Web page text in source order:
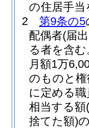
の住居手
2
第9条の5
配偶者(届
る者を含
月額1万
のものと
に定める
相当する額
捨てた額)